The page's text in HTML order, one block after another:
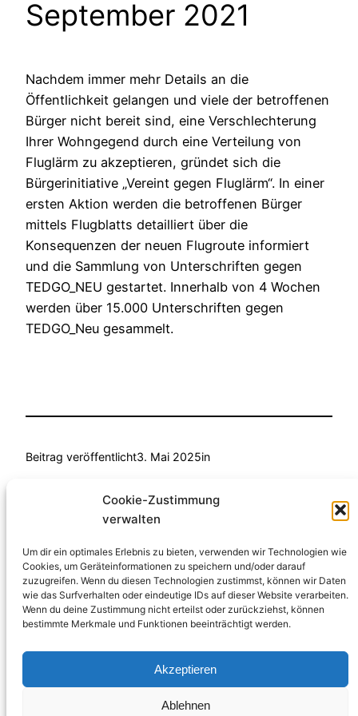
Cookie-Zustimmung
verwalten
Um dir ein optimales Erlebnis zu bieten, verwenden wir Technologien wie
Cookies, um Geräteinformationen zu speichern und/oder darauf
zuzugreifen. Wenn du diesen Technologien zustimmst, können wir Daten
wie das Surfverhalten oder eindeutige IDs auf dieser Website verarbeiten.
Wenn du deine Zustimmung nicht erteilst oder zurückziehst, können
bestimmte Merkmale und Funktionen beeinträchtigt werden.
Akzeptieren
Ablehnen
September 2021
Nachdem immer mehr Details an die
Öffentlichkeit gelangen und viele der betroffenen
Bürger nicht bereit sind, eine Verschlechterung
Ihrer Wohngegend durch eine Verteilung von
Fluglärm zu akzeptieren, gründet sich die
Bürgerinitiative „Vereint gegen Fluglärm“. In einer
ersten Aktion werden die betroffenen Bürger
mittels Flugblatts detailliert über die
Konsequenzen der neuen Flugroute informiert
und die Sammlung von Unterschriften gegen
TEDGO_NEU gestartet. Innerhalb von 4 Wochen
werden über 15.000 Unterschriften gegen
TEDGO_Neu gesammelt.
Beitrag veröffentlicht3. Mai 2025in
Anke Fellmann
DatenschutzerklärungImpressum
https://
https://www.facebook.com/
https://www.instagram.com/
melden
Bürgerinitiative “Vereint gegen Fluglärm“